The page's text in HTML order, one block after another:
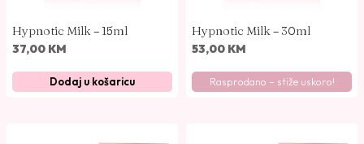
Hypnotic Milk – 15ml
37,00 KM
Dodaj u košaricu
Hypnotic Milk – 30ml
53,00 KM
Rasprodano – stiže uskoro!